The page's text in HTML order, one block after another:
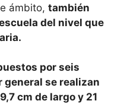
ámbito, también
del nivel que
por seis
general se realizan
cm de largo y 21